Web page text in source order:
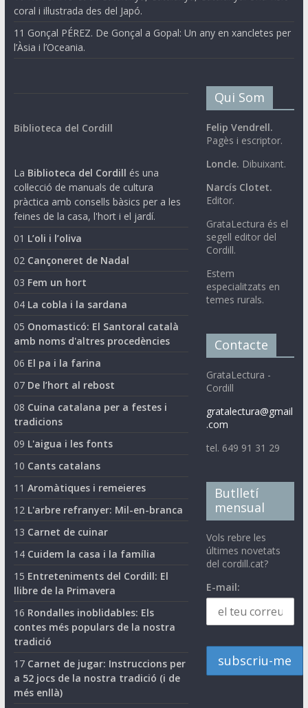
coral i il·lustrada des del Japó.
11 Gonçal PÉREZ. De Gonçal a Gopal: Un any en xancletes per
l’Àsia i l’Oceania.
Biblioteca del Cordill
La Biblioteca del Cordill és una
col·lecció de manuals de cultura
pràctica amb consells bàsics per a les
feines de la casa, l'hort i el jardí.
01 L’oli i l’oliva
02 Cançoneret de Nadal
03 Fem un hort
04 La cobla i la sardana
05 Onomasticó: El Santoral català
amb noms d'altres procedències
06 El pa i la farina
07 De l’hort al rebost
08 Cuina catalana per a festes i
tradicions
09 L'aigua i les fonts
10 Cants catalans
11 Aromàtiques i remeieres
12 L'arbre refranyer: Mil-en-branca
13 Carnet de cuinar
14 Cuidem la casa i la família
15 Entreteniments del Cordill: El
llibre de la Primavera
16 Rondalles inoblidables: Els
contes més populars de la nostra
tradició
17 Carnet de jugar: Instruccions per
a 52 jocs de la nostra tradició (i de
més enllà)
Qui Som
Felip Vendrell.
Pagès i escriptor.
Loncle. Dibuixant.
Narcís Clotet.
Editor.
GrataLectura és el
segell editor del
Cordill.
Estem
especialitzats en
temes rurals.
Contacte
GrataLectura -
Cordill
gratalectura@gmail
.com
tel. 649 91 31 29
Butlletí
mensual
Vols rebre les
últimes novetats
del cordill.cat?
E-mail: